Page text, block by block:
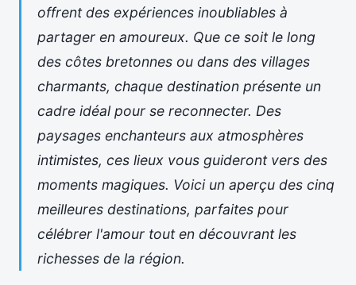
offrent des expériences inoubliables à
partager en amoureux. Que ce soit le long
des côtes bretonnes ou dans des villages
charmants, chaque destination présente un
cadre idéal pour se reconnecter. Des
paysages enchanteurs aux atmosphères
intimistes, ces lieux vous guideront vers des
moments magiques. Voici un aperçu des cinq
meilleures destinations, parfaites pour
célébrer l'amour tout en découvrant les
richesses de la région.